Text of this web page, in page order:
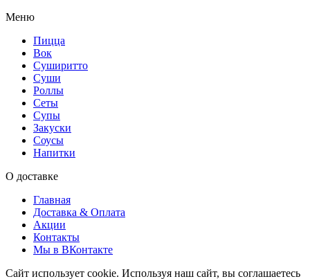
Меню
Пицца
Вок
Суширитто
Суши
Роллы
Сеты
Супы
Закуски
Соусы
Напитки
О доставке
Главная
Доставка & Оплата
Акции
Контакты
Мы в ВКонтакте
Сайт использует cookie. Используя наш сайт, вы соглашаетесь